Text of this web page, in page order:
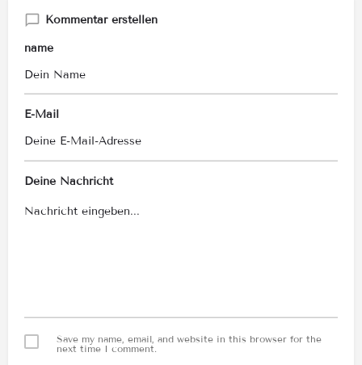
Kommentar erstellen
name
E-Mail
Deine Nachricht
Save my name, email, and website in this browser for the
next time I comment.